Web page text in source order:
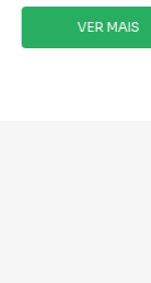
VER MAIS